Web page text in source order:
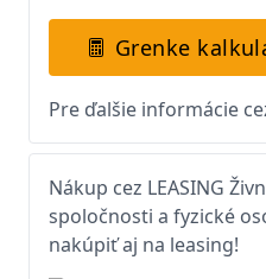
Grenke
Pre ďalšie informácie
Nákup cez LEASING
spoločnosti a fyzické
nakúpiť aj na leasing!